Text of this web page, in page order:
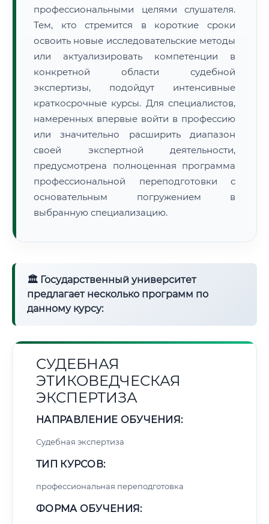
профессиональными целями слушателя.
Тем, кто стремится в короткие сроки
освоить новые исследовательские методы
или актуализировать компетенции в
конкретной области судебной
экспертизы, подойдут интенсивные
краткосрочные курсы. Для специалистов,
намеренных впервые войти в профессию
или значительно расширить диапазон
своей экспертной деятельности,
предусмотрена полноценная программа
профессиональной переподготовки с
основательным погружением в
выбранную специализацию.
🏛 Государственный университет
предлагает несколько программ по
данному курсу:
СУДЕБНАЯ
ЭТИКОВЕДЧЕСКАЯ
ЭКСПЕРТИЗА
НАПРАВЛЕНИЕ ОБУЧЕНИЯ:
Судебная экспертиза
ТИП КУРСОВ:
профессиональная переподготовка
ФОРМА ОБУЧЕНИЯ: